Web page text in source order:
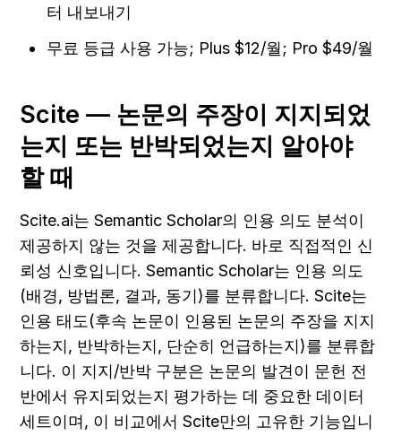
터 내보내기
무료 등급 사용 가능; Plus $12/월; Pro $49/월
Scite — 논문의 주장이 지지되었
는지 또는 반박되었는지 알아야
할 때
Scite.ai는 Semantic Scholar의 인용 의도 분석이
제공하지 않는 것을 제공합니다. 바로 직접적인 신
뢰성 신호입니다. Semantic Scholar는 인용 의도
(배경, 방법론, 결과, 동기)를 분류합니다. Scite는
인용 태도(후속 논문이 인용된 논문의 주장을 지지
하는지, 반박하는지, 단순히 언급하는지)를 분류합
니다. 이 지지/반박 구분은 논문의 발견이 문헌 전
반에서 유지되었는지 평가하는 데 중요한 데이터
세트이며, 이 비교에서 Scite만의 고유한 기능입니